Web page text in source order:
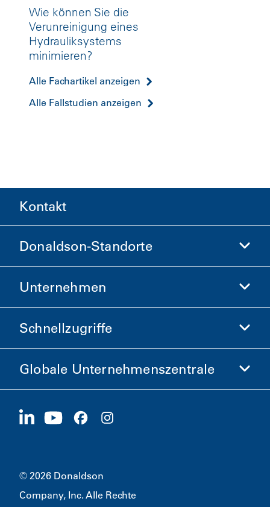
Wie können Sie die
Verunreinigung eines
Hydrauliksystems
minimieren?
Alle Fachartikel anzeigen
Alle Fallstudien anzeigen
Kontakt
Donaldson-Standorte
Donaldson Life Sciences
Donaldson-Shop
Unternehmen
Unternehmensinformationen
Ethik und Compliance
Karriere
Schnellzugriffe
Investoren
Lieferanten
Nachhaltigkeit
Globale Unternehmenszentrale
1400 W 94th Street
© 2026 Donaldson
Company, Inc. Alle Rechte